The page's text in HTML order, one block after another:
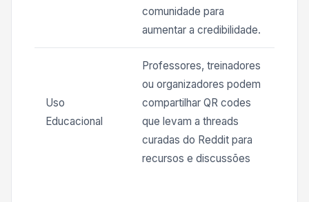
comunidade para
aumentar a credibilidade.
Uso
Educacional
Professores, treinadores
ou organizadores podem
compartilhar QR codes
que levam a threads
curadas do Reddit para
recursos e discussões